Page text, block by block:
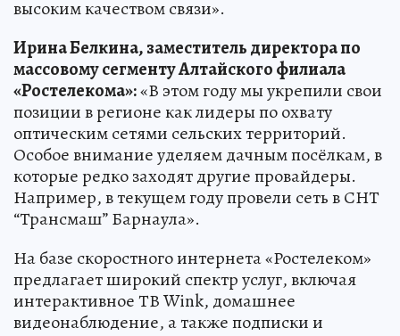
высоким качеством связи».
Ирина Белкина, заместитель директора по
массовому сегменту Алтайского филиала
«Ростелекома»:«В этом году мы укрепили свои
позиции в регионе как лидеры по охвату
оптическим сетями сельских территорий.
Особое внимание уделяем дачным посёлкам, в
которые редко заходят другие провайдеры.
Например, в текущем году провели сеть в СНТ
“Трансмаш” Барнаула».
На базе скоростного интернета «Ростелеком»
предлагает широкий спектр услуг, включая
интерактивное ТВ Wink, домашнее
видеонаблюдение, а также подписки и